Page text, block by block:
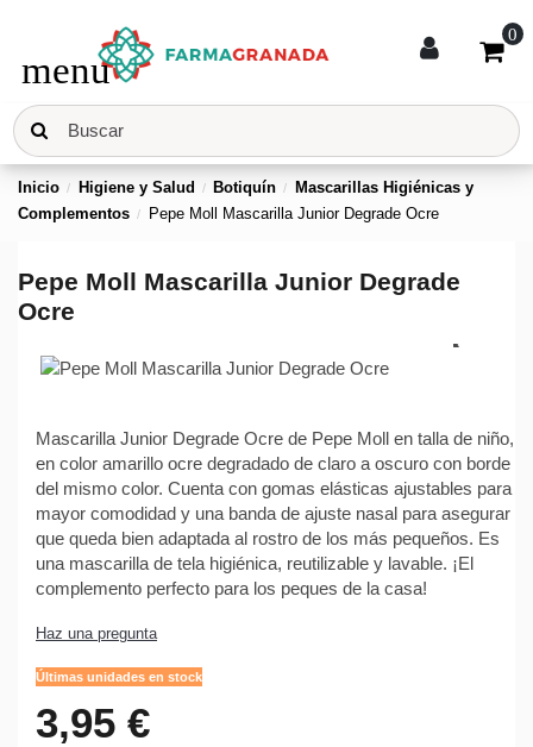
menu
0
Inicio Higiene y Salud Botiquín
Mascarillas Higiénicas y
Complementos
Pepe Moll Mascarilla Junior Degrade Ocre
Pepe Moll Mascarilla Junior Degrade
Ocre
Mascarilla Junior Degrade Ocre de Pepe Moll en talla de niño,
en color amarillo ocre degradado de claro a oscuro con borde
del mismo color. Cuenta con gomas elásticas ajustables para
mayor comodidad y una banda de ajuste nasal para asegurar
que queda bien adaptada al rostro de los más pequeños. Es
una mascarilla de tela higiénica, reutilizable y lavable. ¡El
complemento perfecto para los peques de la casa!
Haz una pregunta
Últimas unidades en stock
3,95 €